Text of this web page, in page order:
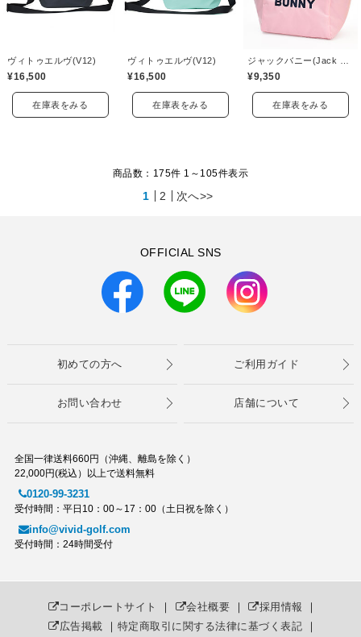
ヴィトゥエルヴ(V12)
¥16,500
在庫表をみる
ヴィトゥエルヴ(V12)
¥16,500
在庫表をみる
ジャックバニー(Jack Bunny)
¥9,350
在庫表をみる
商品数：175件 1～ 105件表示
1 2 次へ>>
OFFICIAL SNS
初めての方へ ご利用ガイド
お問い合わせ 店舗について
全国一律送料660円（沖縄、離島を除く）
22,000円(税込）以上で送料無料
0120-99-3231
受付時間：平日10：00～17：00（土日祝を除く）
info@vivid-golf.com
受付時間：24時間受付
コーポレートサイト ｜ 会社概要 ｜ 採用情報 ｜
広告掲載 ｜ 特定商取引に関する法律に基づく表記 ｜